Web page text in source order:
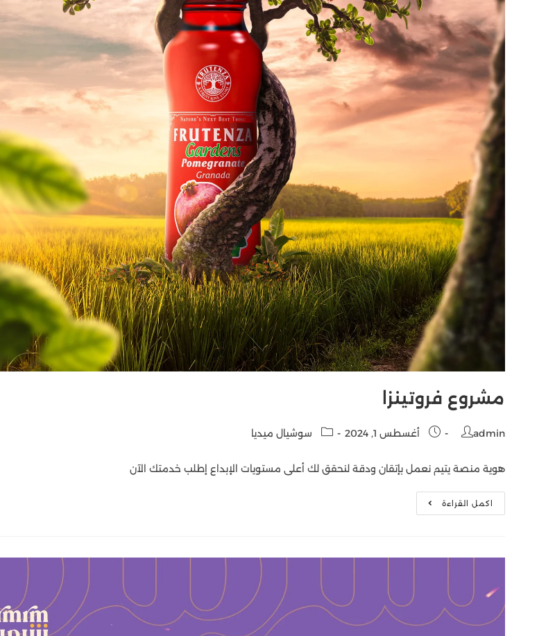
مشروع فروتينزا
admin أغسطس 1, 2024 سوشيال ميديا
هوية منصة يتيم نعمل بإتقان ودقة لنحقق لك أعلى مستويات الإبداع إطلب خدمتك الآن
اكمل القراءة